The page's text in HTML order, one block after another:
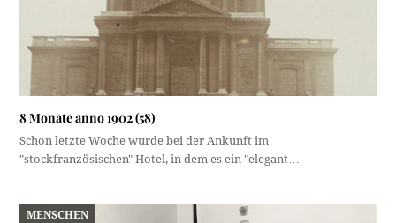
8 Monate anno 1902 (58)
Schon letzte Woche wurde bei der Ankunft im
"stockfranzösischen" Hotel, in dem es ein "elegant…
MENSCHEN